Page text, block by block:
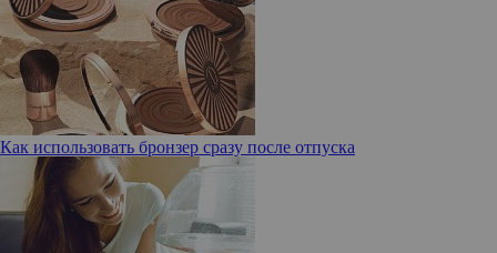
Как использовать бронзер сразу после отпуска